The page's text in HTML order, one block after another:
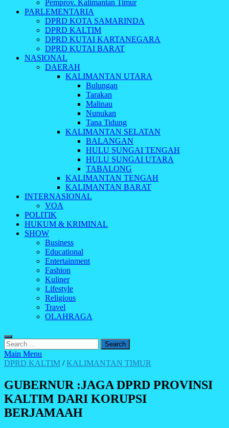
Pemprov. Kalimantan Timur
PARLEMENTARIA
DPRD KOTA SAMARINDA
DPRD KALTIM
DPRD KUTAI KARTANEGARA
DPRD KUTAI BARAT
NASIONAL
DAERAH
KALIMANTAN UTARA
Bulungan
Tarakan
Malinau
Nunukan
Tana Tidung
KALIMANTAN SELATAN
BALANGAN
HULU SUNGAI TENGAH
HULU SUNGAI UTARA
TABALONG
KALIMANTAN TENGAH
KALIMANTAN BARAT
INTERNASIONAL
VOA
POLITIK
HUKUM & KRIMINAL
SHOW
Business
Educational
Entertainment
Fashion
Kuliner
Lifestyle
Religious
Travel
OLAHRAGA
Search
for:
Main Menu
DPRD KALTIM /KALIMANTAN TIMUR
GUBERNUR :JAGA DPRD PROVINSI
KALTIM DARI KORUPSI
BERJAMAAH